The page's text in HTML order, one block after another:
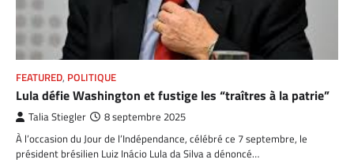
FEATURED, POLITIQUE
Lula défie Washington et fustige les “traîtres à la patrie”
Talia Stiegler 8 septembre 2025
À l’occasion du Jour de l’Indépendance, célébré ce 7 septembre, le
président brésilien Luiz Inácio Lula da Silva a dénoncé…